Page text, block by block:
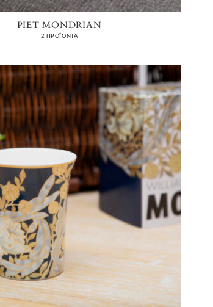
PIET MONDRIAN
2 ΠΡΟΪΌΝΤΑ